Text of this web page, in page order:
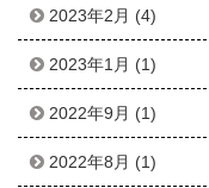
2023年2月 (4)
2023年1月 (1)
2022年9月 (1)
2022年8月 (1)